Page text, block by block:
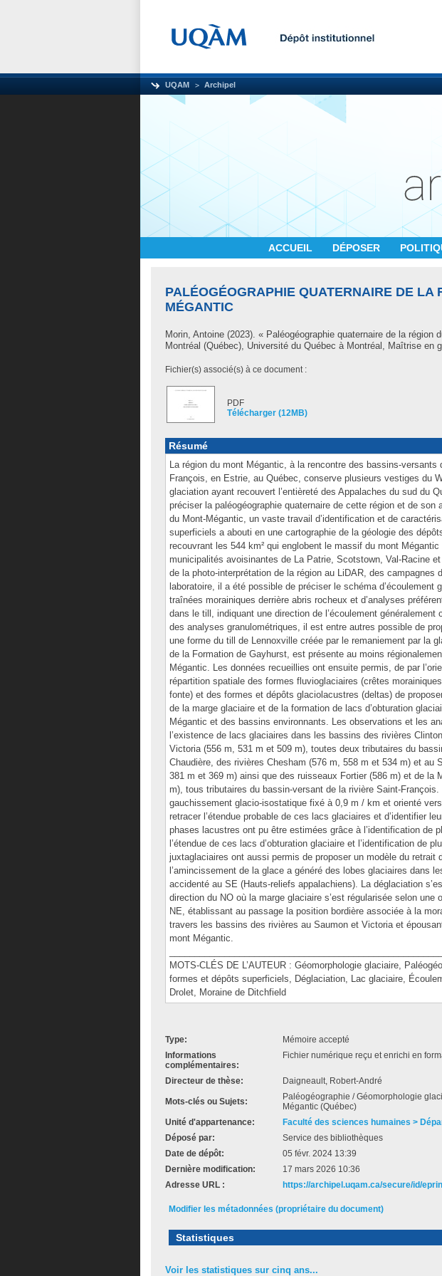
UQAM Archipel
ACCUEIL DÉPOSER
PALÉOGÉOGRAPHIE QUATERNAIRE DE LA
MÉGANTIC
Morin, Antoine (2023). « Paléogéographie quaternaire de la région
Montréal (Québec), Université du Québec à Montréal, Maîtrise en
Fichier(s) associé(s) à ce document :
PDF
Télécharger (12MB)
Résumé
La région du mont Mégantic, à la rencontre des bassins-versants
François, en Estrie, au Québec, conserve plusieurs vestiges du
glaciation ayant recouvert l’entièreté des Appalaches du sud du
préciser la paléogéographie quaternaire de cette région et de son
du Mont-Mégantic, un vaste travail d’identification et de
superficiels a abouti en une cartographie de la géologie des
recouvrant les 544 km² qui englobent le massif du mont
municipalités avoisinantes de La Patrie, Scotstown, Val-Racine
de la photo-interprétation de la région au LiDAR, des campagnes
laboratoire, il a été possible de préciser le schéma d’écoulement
traînées morainiques derrière abris rocheux et d’analyses
dans le till, indiquant une direction de l’écoulement généralement
des analyses granulométriques, il est entre autres possible de
une forme du till de Lennoxville créée par le remaniement par la
de la Formation de Gayhurst, est présente au moins
Mégantic. Les données recueillies ont ensuite permis, de par
répartition spatiale des formes fluvioglaciaires (crêtes
fonte) et des formes et dépôts glaciolacustres (deltas) de
de la marge glaciaire et de la formation de lacs d’obturation
Mégantic et des bassins environnants. Les observations et les
l’existence de lacs glaciaires dans les bassins des rivières
Victoria (556 m, 531 m et 509 m), toutes deux tributaires du
Chaudière, des rivières Chesham (576 m, 558 m et 534 m) et au
381 m et 369 m) ainsi que des ruisseaux Fortier (586 m) et de la
m), tous tributaires du bassin-versant de la rivière Saint-François.
gauchissement glacio-isostatique fixé à 0,9 m / km et orienté
retracer l’étendue probable de ces lacs glaciaires et d’identifier
phases lacustres ont pu être estimées grâce à l’identification de
l’étendue de ces lacs d’obturation glaciaire et l’identification de
juxtaglaciaires ont aussi permis de proposer un modèle du retrait
l’amincissement de la glace a généré des lobes glaciaires dans
accidenté au SE (Hauts-reliefs appalachiens). La déglaciation
direction du NO où la marge glaciaire s’est régularisée selon une
NE, établissant au passage la position bordière associée à la
travers les bassins des rivières au Saumon et Victoria et
mont Mégantic.
MOTS-CLÉS DE L’AUTEUR : Géomorphologie glaciaire,
formes et dépôts superficiels, Déglaciation, Lac glaciaire,
Drolet, Moraine de Ditchfield
Type:
Mémoire accepté
Informations
complémentaires:
Fichier numérique reçu et enrichi en
Directeur de thèse: Daigneault, Robert-André
Mots-clés ou Sujets:
Paléogéographie / Géomorphologie
Mégantic (Québec)
Unité d'appartenance:
Faculté des sciences humaines >
Déposé par:
Service des bibliothèques
Date de dépôt:
05 févr. 2024 13:39
Dernière modification:
17 mars 2026 10:36
Adresse URL :
https://archipel.uqam.ca/secure/id/
Modifier les métadonnées (propriétaire du document)
Statistiques
Voir les statistiques sur cinq ans...